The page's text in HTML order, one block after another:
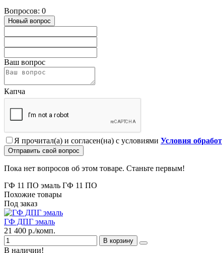
Вопросов: 0
Новый вопрос
Ваш вопрос
Капча
Я прочитал(а) и согласен(на) с условиями Условия
Отправить свой вопрос
Пока нет вопросов об этом товаре. Станьте первым!
ГФ 11 ПО эмаль ГФ 11 ПО
Похожие товары
Под заказ
ГФ ДПГ эмаль
21 400 р./комп.
В корзину
В наличии!